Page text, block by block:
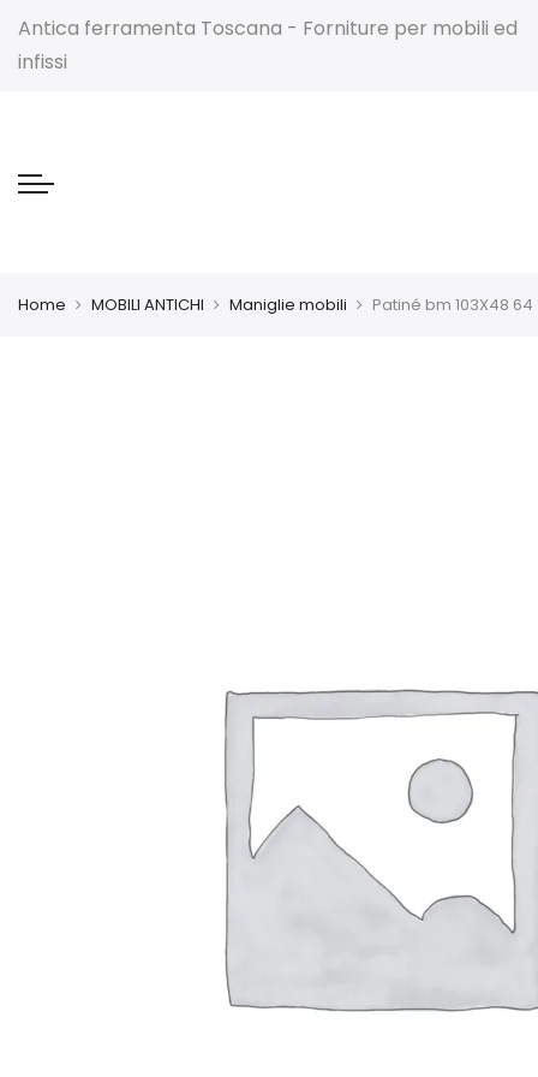
Antica ferramenta Toscana - Forniture per mobili ed
infissi
Home MOBILI ANTICHI Maniglie mobili Patiné bm 103X48 64